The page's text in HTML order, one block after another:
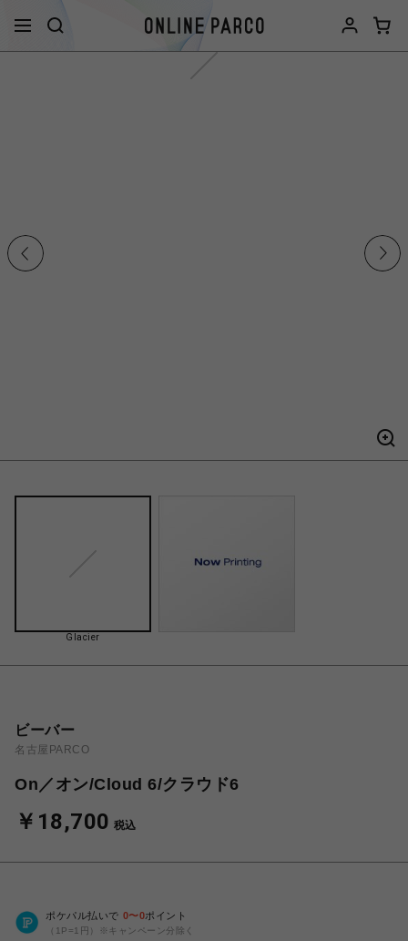
Glacier
ビーバー
名古屋PARCO
On／オン/Cloud 6/クラウド6
￥18,700 税込
ポケパル払いで 0〜0ポイント
（1P=1円）※キャンペーン分除く